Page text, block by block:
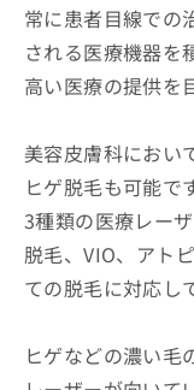
常に患者目線での
される医療機器を
高い医療の提供を
美容皮膚科におい
ヒゲ脱毛も可能で
3種類の医療レー
脱毛、VIO、アト
ての脱毛に対応し
ヒゲなどの濃い毛